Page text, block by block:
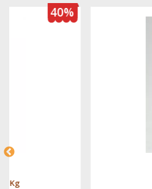
Prețul este indicat